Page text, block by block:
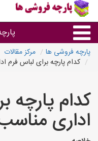
پارچه
پارچه
پارچه فروشی ها
مرکز مقالات
کدام پارچه برای لباس فرم
کدام پارچه
اداری